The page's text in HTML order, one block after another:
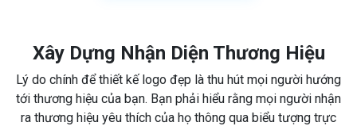
Xây Dựng Nhận Diện Thương Hiệu
Lý do chính để thiết kế logo đẹp là thu hút mọi người hướng
tới thương hiệu của bạn. Bạn phải hiểu rằng mọi người nhận
ra thương hiệu yêu thích của họ thông qua biểu tượng trực